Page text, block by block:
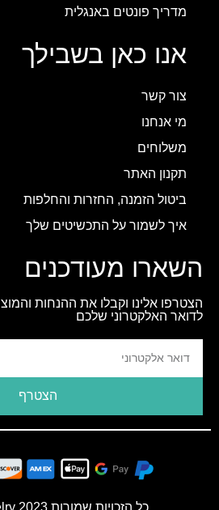
מדריך פונטים באנגלית
אנו כאן בשבילך
צור קשר
מי אנחנו
משלוחים
תקנון האתר
ביטול הזמנה, החזרות והחלפות
איך לשמור על התכשיטים שלך
השארו מעודכנים
הצטרפו אלינו וקבלו את ההנחות
לדואר האלקטרוני שלכם
הצטרף
כל הזכויות שמורות 2023 Beleco Jewelry